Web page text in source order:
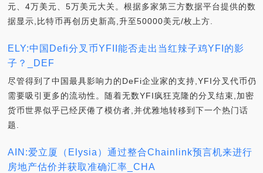
元、4万美元、5万美元大关。根据多家第三方数据平台提供的数
据显示,比特币再创历史新高,升至50000美元/枚上方.
ELY:中国Defi分叉币YFII能否走出当红辣子鸡YFI的影
子？_DEF
尽管得到了中国最具影响力的DeFi企业家的支持,YFI分叉代币仍
需要吸引更多的流动性。随着无数YFI疯狂克隆的分叉结束,加密
货币世界似乎已经厌倦了模仿者,并优雅地转移到下一个热门话
题.
AIN:爱立厦（Elysia）通过整合Chainlink预言机来进行
房地产估价并获取准确汇率_CHA